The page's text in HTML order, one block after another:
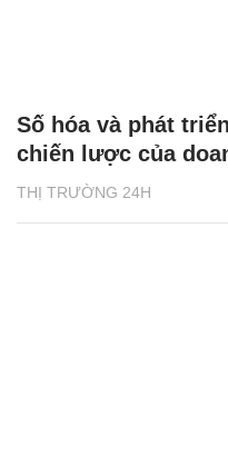
THỊ TRƯỜNG 24H
Số hóa và phát
chiến lược của